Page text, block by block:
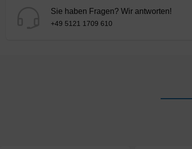
Sie haben Fragen? Wir antworten!
+49 5121 1709 610